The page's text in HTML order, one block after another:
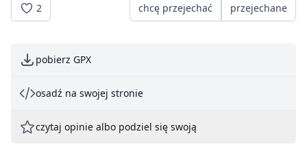
2 chcę przejechać przejechane
pobierz GPX
osadź na swojej stronie
czytaj opinie albo podziel się swoją